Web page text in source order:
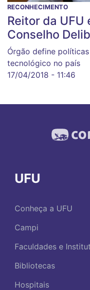
RECONHECIMENTO
Reitor da UFU
Conselho
Órgão define
tecnológico no país
17/04/2018 - 11:46
UFU
Conheça a UFU
Campi
Faculdades e
Bibliotecas
Hospitais